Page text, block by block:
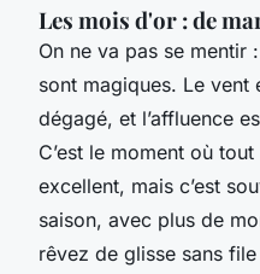
Les mois d'or : de
On ne va pas se mentir
sont magiques. Le vent
dégagé, et l’affluence
C’est le moment où
excellent, mais c’est
saison, avec plus de
rêvez de glisse sans